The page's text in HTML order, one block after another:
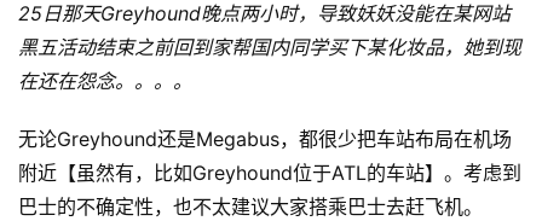
25日那天Greyhound晚点两小时，导致妖妖没能在某网站
黑五活动结束之前回到家帮国内同学买下某化妆品，她到现
在还在怨念。。。。
无论Greyhound还是Megabus，都很少把车站布局在机场
附近【虽然有，比如Greyhound位于ATL的车站】。考虑到
巴士的不确定性，也不太建议大家搭乘巴士去赶飞机。